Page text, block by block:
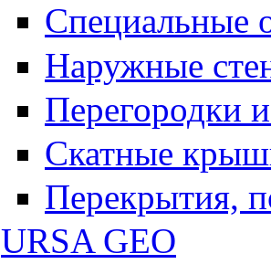
Специальные
Наружные
Перегородки
Скатные
Перекрытия,
URSA GEO